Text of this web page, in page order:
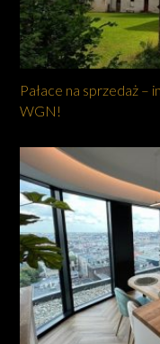
Pałace na sprzedaż
WGN!